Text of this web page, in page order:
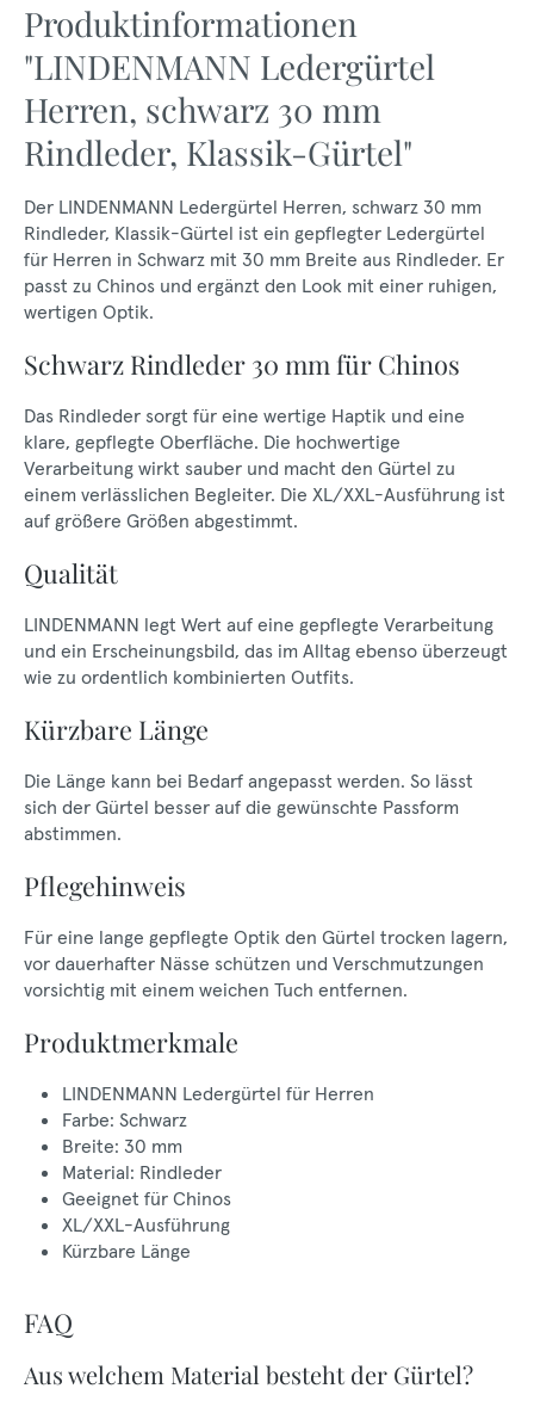
Produktinformationen
"LINDENMANN Ledergürtel
Herren, schwarz 30 mm
Rindleder, Klassik-Gürtel"
Der LINDENMANN Ledergürtel Herren, schwarz 30 mm
Rindleder, Klassik-Gürtel ist ein gepflegter Ledergürtel
für Herren in Schwarz mit 30 mm Breite aus Rindleder. Er
passt zu Chinos und ergänzt den Look mit einer ruhigen,
wertigen Optik.
Schwarz Rindleder 30 mm für Chinos
Das Rindleder sorgt für eine wertige Haptik und eine
klare, gepflegte Oberfläche. Die hochwertige
Verarbeitung wirkt sauber und macht den Gürtel zu
einem verlässlichen Begleiter. Die XL/XXL-Ausführung ist
auf größere Größen abgestimmt.
Qualität
LINDENMANN legt Wert auf eine gepflegte Verarbeitung
und ein Erscheinungsbild, das im Alltag ebenso überzeugt
wie zu ordentlich kombinierten Outfits.
Kürzbare Länge
Die Länge kann bei Bedarf angepasst werden. So lässt
sich der Gürtel besser auf die gewünschte Passform
abstimmen.
Pflegehinweis
Für eine lange gepflegte Optik den Gürtel trocken lagern,
vor dauerhafter Nässe schützen und Verschmutzungen
vorsichtig mit einem weichen Tuch entfernen.
Produktmerkmale
LINDENMANN Ledergürtel für Herren
Farbe: Schwarz
Breite: 30 mm
Material: Rindleder
Geeignet für Chinos
XL/XXL-Ausführung
Kürzbare Länge
FAQ
Aus welchem Material besteht der Gürtel?